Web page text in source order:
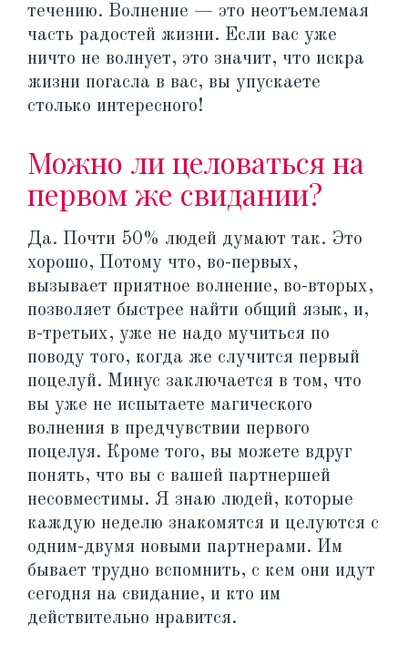
течению. Волнение — это неотъемлемая
часть радостей жизни. Если вас уже
ничто не волнует, это значит, что искра
жизни погасла в вас, вы упускаете
столько интересного!
Можно ли целоваться на
первом же свидании?
Да. Почти 50% людей думают так. Это
хорошо, Потому что, во-первых,
вызывает приятное волнение, во-вторых,
позволяет быстрее найти общий язык, и,
в-третьих, уже не надо мучиться по
поводу того, когда же случится первый
поцелуй. Минус заключается в том, что
вы уже не испытаете магического
волнения в предчувствии первого
поцелуя. Кроме того, вы можете вдруг
понять, что вы с вашей партнершей
несовместимы. Я знаю людей, которые
каждую неделю знакомятся и целуются с
одним-двумя новыми партнерами. Им
бывает трудно вспомнить, с кем они идут
сегодня на свидание, и кто им
действительно нравится.